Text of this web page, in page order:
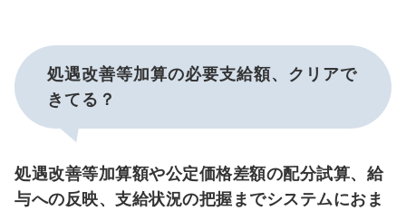
処遇改善等加算の必要支給額、クリアで
きてる？
処遇改善等加算額や公定価格差額の配分試算、給
与への反映、支給状況の把握までシステムにおま